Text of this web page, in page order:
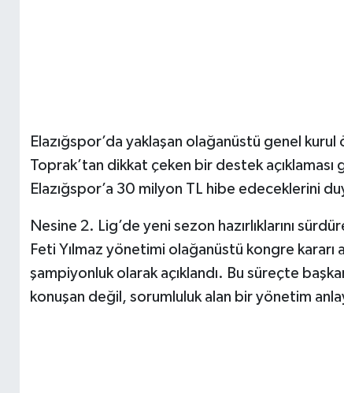
Elazığspor’da yaklaşan olağanüstü genel kurul
Toprak’tan dikkat çeken bir destek
Elazığspor’a 30 milyon TL hibe edeceklerini
Nesine 2. Lig’de yeni sezon hazırlıklarını
Feti Yılmaz yönetimi olağanüstü kongre
şampiyonluk olarak açıklandı. Bu süreçte
konuşan değil, sorumluluk alan bir yönetim